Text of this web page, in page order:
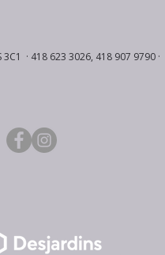
· 418 623 3026, 418 907 9790 ·